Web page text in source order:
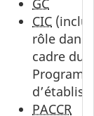
CIC
rôle dans
cadre du
PACCR